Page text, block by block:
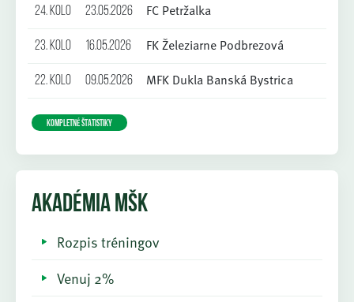
24. kolo 23.05.2026 FC Petržalka
23. kolo 16.05.2026 FK Železiarne Podbrezová
22. kolo 09.05.2026 MFK Dukla Banská Bystrica
KOMPLETNÉ ŠTATISTIKY
AKADÉMIA MŠK
Rozpis tréningov
Venuj 2%